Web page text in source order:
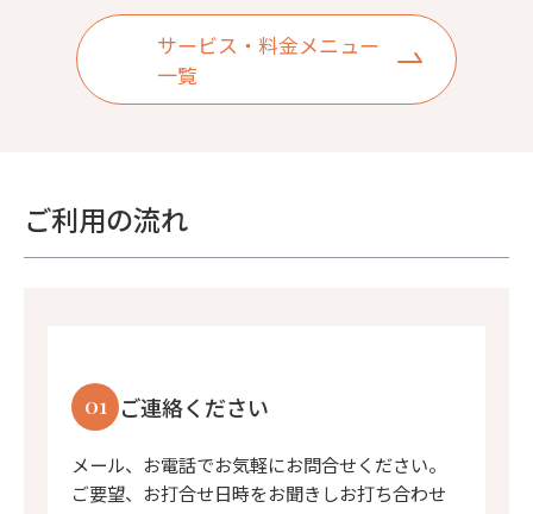
サービス・料金メニュー
一覧
ご利用の流れ
01 ご連絡ください
メール、お電話でお気軽にお問合せください。
ご要望、お打合せ日時をお聞きしお打ち合わせ